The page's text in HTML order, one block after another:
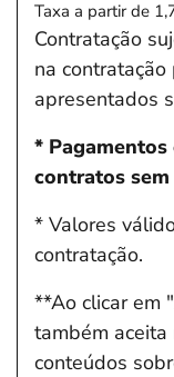
Taxa a partir de
Contratação
na
apresentados
*
contratos
* Valores
contratação.
**Ao clicar em
também
conteúdos